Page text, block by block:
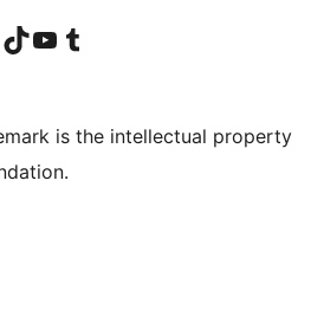
account
LinkedIn account
Visit our TikTok account
Visit our YouTube channel
Visit our Tumblr account
is the intellectual property